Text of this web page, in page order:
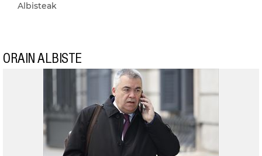
Albisteak
ORAIN ALBISTE